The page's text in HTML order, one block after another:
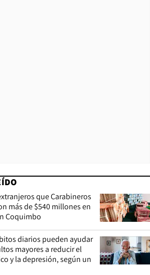
que Carabineros
más de $540 millones en
Coquimbo
diarios pueden ayudar
mayores a reducir el
y la depresión, según un